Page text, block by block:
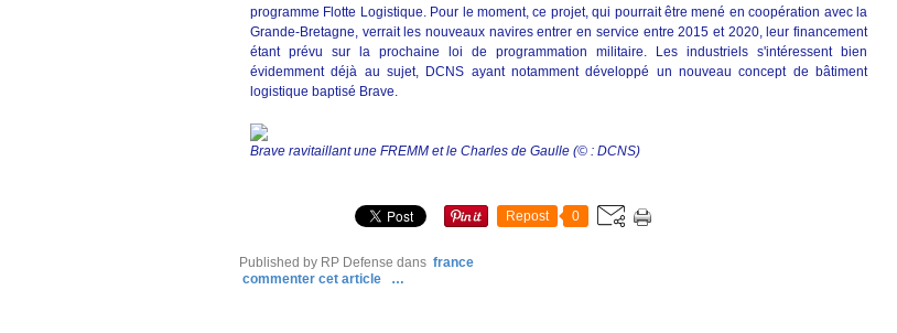
programme Flotte Logistique. Pour le moment, ce projet, qui pourrait être mené en coopération avec la
Grande-Bretagne, verrait les nouveaux navires entrer en service entre 2015 et 2020, leur financement
étant prévu sur la prochaine loi de programmation militaire. Les industriels s'intéressent bien
évidemment déjà au sujet, DCNS ayant notamment développé un nouveau concept de bâtiment
logistique baptisé Brave.
Brave ravitaillant une FREMM et le Charles de Gaulle (© : DCNS)
Repost 0
Published by RP Defense dans france
commenter cet article
…